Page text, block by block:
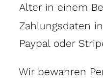
Alter in einem
Zahlungsdaten
Paypal oder
Wir bewahren